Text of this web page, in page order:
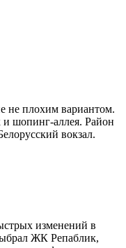
не плохим вариантом.
и шопинг-аллея. Район
вокзал.
изменений в
ЖК Репаблик,